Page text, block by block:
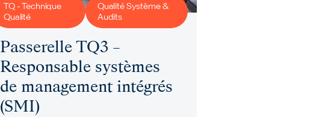
TQ - Technique
Qualité
Qualité Système &
Audits
Passerelle TQ3 –
Responsable systèmes
de management intégrés
(SMI)